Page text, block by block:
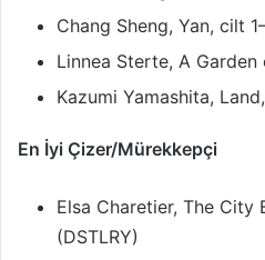
Chang Sheng, Yan, cilt
Linnea Sterte, A
Kazumi Yamashita,
En İyi Çizer/Mürekkepçi
Elsa Charetier, The City
(DSTLRY)